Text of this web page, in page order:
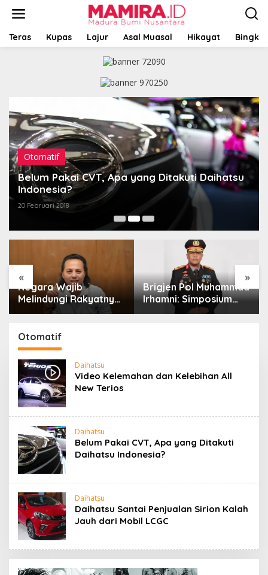
t
Teras Kupas Lajur Asal Muasal Hikayat Bingkai
Otomatif
Belum Pakai CVT, Apa yang Ditakuti Daihatsu
Indonesia?
20 Februari 2018
« »
Negara Wajib
Melindungi Rakyatnya:
Catatan tentang Nasib
Belerang Kawah Ijen
Brigjen Pol Muhammad
Irhamni: Simposium
Nasional Outlook
Otomatif
Daihatsu
Video Kelemahan dan Kelebihan All
New Terios
Daihatsu
Belum Pakai CVT, Apa yang Ditakuti
Daihatsu Indonesia?
Daihatsu
Daihatsu Santai Penjualan Sirion Kalah
Jauh dari Mobil LCGC